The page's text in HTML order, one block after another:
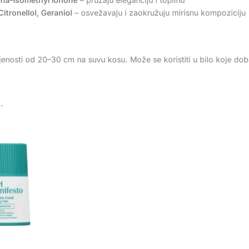
Geraniol – osvežavaju i zaokružuju mirisnu kompoziciju
od 20–30 cm na suvu kosu. Može se koristiti u bilo koje